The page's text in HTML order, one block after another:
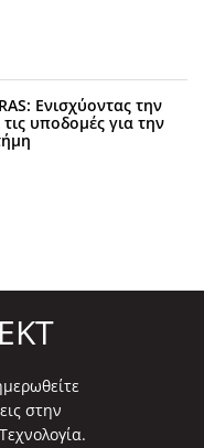
Ενισχύοντας την
υποδομές για την
EKT
στην